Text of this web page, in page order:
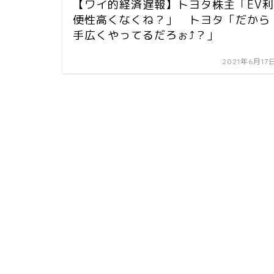
【ワイ的経済遅報】トヨタ株主「EV利
便性高くなくね？」 トヨタ「だから
手広くやってるだろぉ⤴︎？」
2021年6月17